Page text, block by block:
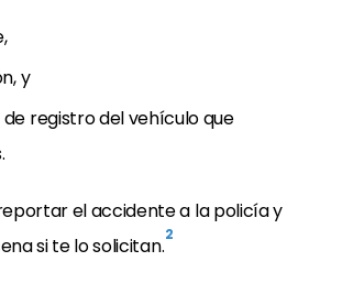
y
registro del vehículo que
el accidente a la policía y
si te lo solicitan.2